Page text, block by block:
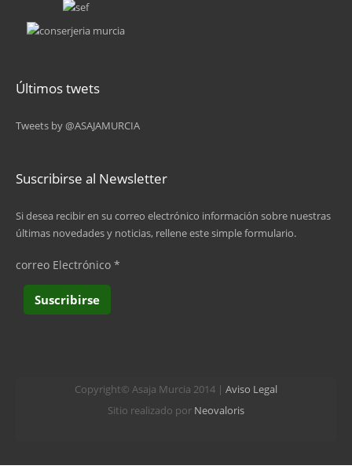
siguiente ›
última »
Últimos twets
Tweets by @ASAJAMURCIA
Suscribirse al Newsletter
Si desea recibir en su correo electrónico información sobre nuestras
últimas novedades y noticias, rellene este simple formulario.
correo Electrónico *
Copyright© Asaja Murcia 2014 | Aviso Legal
Sitio realizado por Neovaloris